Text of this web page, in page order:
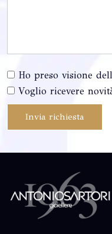
Ho preso visione
Voglio ricevere
Invia richiesta